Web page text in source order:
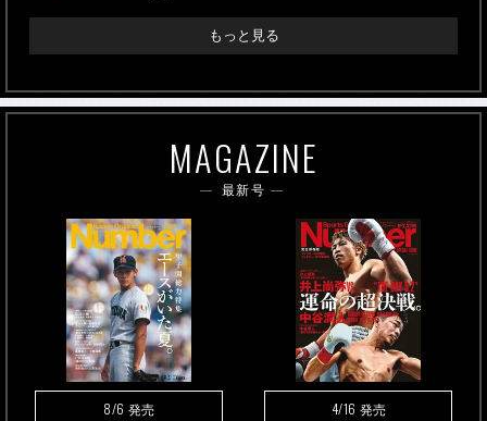
もっと見る
MAGAZINE
最新号
8/6 発売 4/16 発売